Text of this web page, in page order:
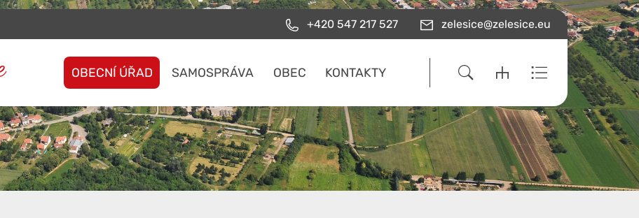
+420 547 217 527 zelesice@zelesice.eu
OBECNÍ ÚŘAD SAMOSPRÁVA OBEC KONTAKTY